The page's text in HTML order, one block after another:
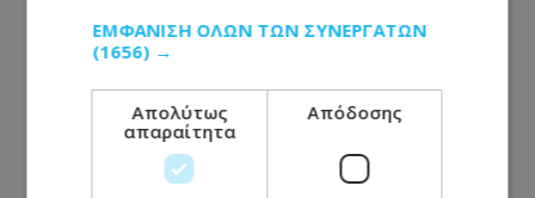
ΕΜΦΆΝΙΣΗ ΌΛΩΝ ΤΩΝ ΣΥΝΕΡΓΑΤΏΝ
(1656) →
Απολύτως
απαραίτητα
Απόδοσης